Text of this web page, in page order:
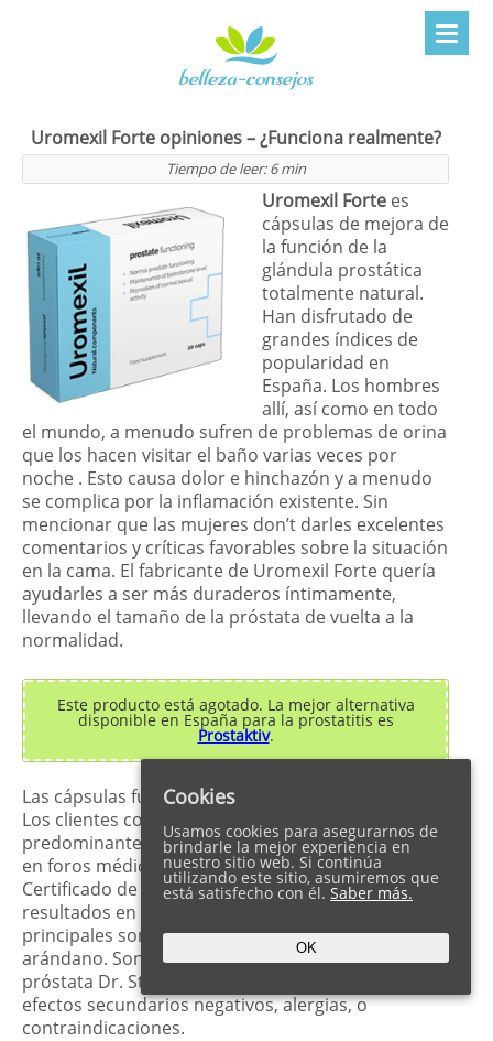
Uromexil Forte opiniones – ¿Funciona realmente?
Tiempo de leer:6 min
Uromexil Forte es
cápsulas de mejora de
la función de la
glándula prostática
totalmente natural.
Han disfrutado de
grandes índices de
popularidad en
España. Los hombres
allí, así como en todo
el mundo, a menudo sufren de problemas de orina
que los hacen visitar el baño varias veces por
noche . Esto causa dolor e hinchazón y a menudo
se complica por la inflamación existente. Sin
mencionar que las mujeres don’t darles excelentes
comentarios y críticas favorables sobre la situación
en la cama. El fabricante de Uromexil Forte quería
ayudarles a ser más duraderos íntimamente,
llevando el tamaño de la próstata de vuelta a la
normalidad.
Este producto está agotado. La mejor alternativa
disponible en España para la prostatitis es
Prostaktiv.
Las cápsulas funcionan de acuerdo con el diseño.
Los clientes comparten comentarios y opiniones
predominantemente positivos de Uromexil Forte
en foros médicos. El producto viene con un
Certificado de Calidad, citando un 95% de buenos
resultados en los participantes. Los ingredientes
principales son Saw Palmetto, ortiga blanca, zinc y
arándano. Son recomendados por el terapeuta de
próstata Dr. Stefan Wagner, ya que no conducen a
efectos secundarios negativos, alergias, o
contraindicaciones.
Cookies
Usamos cookies para asegurarnos de
brindarle la mejor experiencia en
nuestro sitio web. Si continúa
utilizando este sitio, asumiremos que
está satisfecho con él. Saber más.
OK